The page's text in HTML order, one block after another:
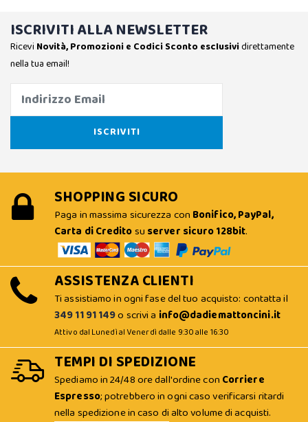
ISCRIVITI ALLA NEWSLETTER
Ricevi Novità, Promozioni e Codici Sconto esclusividirettamente
nella tua email!
SHOPPING SICURO
Paga in massima sicurezza con Bonifico, PayPal,
Carta di Creditosu server sicuro 128bit.
ASSISTENZA CLIENTI
Ti assistiamo in ogni fase del tuo acquisto: contatta il
349 11 91 149o scrivi a info@dadiemattoncini.it
Attivo dal Lunedì al Venerdì dalle 9:30 alle 16:30
TEMPI DI SPEDIZIONE
Spediamo in 24/48 ore dall'ordine con Corriere
Espresso; potrebbero in ogni caso verificarsi ritardi
nella spedizione in caso di alto volume di acquisti.